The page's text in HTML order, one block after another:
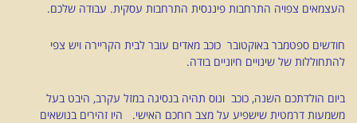
העצמאים צפויה התרחבות פיננסית התרחבות עסקית. עבודה שלכם.
חודשים ספטמבר באוקטובר כוכב מאדים עובר לבית הקריירה ויש צפי
להתחוללות של שינויים חיוניים בודה.
ביום הולדתכם השנה, כוכב ונוס תהיה בנסיגה במזל עקרב, היבט בעל
משמעות דרמטית שישפיע על מצב רוחכם האישי. היו זהירים בנושאים